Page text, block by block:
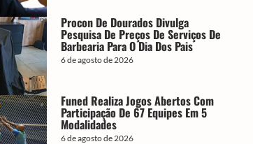
Procon De Dourados Divulga
Pesquisa De Preços De Serviços De
Barbearia Para O Dia Dos Pais
6 de agosto de 2026
Funed Realiza Jogos Abertos Com
Participação De 67 Equipes Em 5
Modalidades
6 de agosto de 2026